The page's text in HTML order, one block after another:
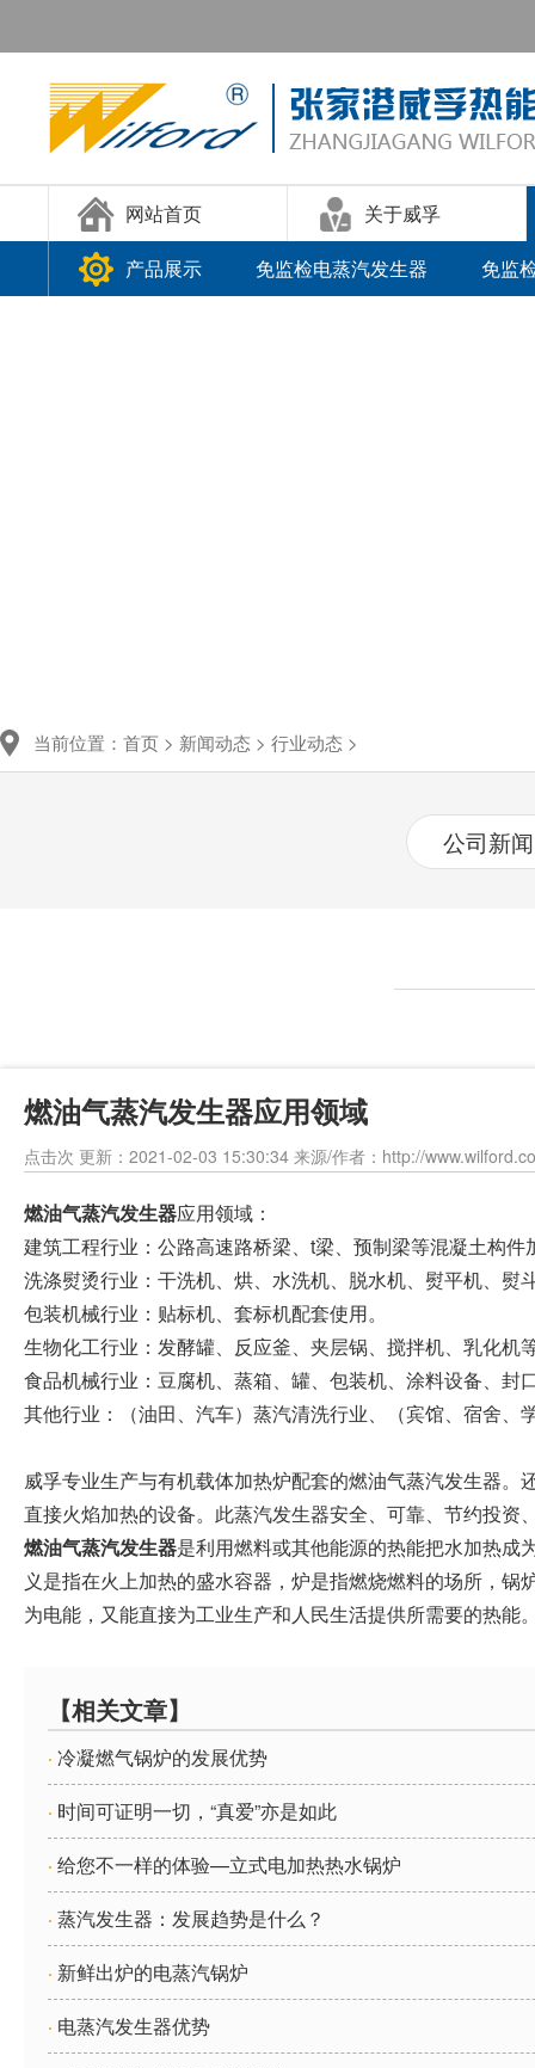
网站首页
关于威孚
产品展示
免监检电蒸汽发生器 免监
当前位置： 首页 > 新闻动态 > 行业动态 >
公司新闻
燃油气蒸汽发生器应用领域
点击次 更新：2021-02-03 15:30:34 来源/作者：http://
燃油气蒸汽发生器应用领域：
建筑工程行业：公路高速路桥梁、t梁、预制梁等混凝土构件
洗涤熨烫行业：干洗机、烘、水洗机、脱水机、熨平机、熨
包装机械行业：贴标机、套标机配套使用。
生物化工行业：发酵罐、反应釜、夹层锅、搅拌机、乳化机
食品机械行业：豆腐机、蒸箱、罐、包装机、涂料设备、封
其他行业：（油田、汽车）蒸汽清洗行业、（宾馆、宿舍
威孚专业生产与有机载体加热炉配套的燃油气蒸汽发生器
直接火焰加热的设备。此蒸汽发生器安全、可靠、节约投
燃油气蒸汽发生器是利用燃料或其他能源的热能把水加热成
义是指在火上加热的盛水容器，炉是指燃烧燃料的场所，
为电能，又能直接为工业生产和人民生活提供所需要的热
【相关文章】
· 冷凝燃气锅炉的发展优势
· 时间可证明一切，“真爱”亦是如此
· 给您不一样的体验—立式电加热热水锅炉
· 蒸汽发生器：发展趋势是什么？
· 新鲜出炉的电蒸汽锅炉
· 电蒸汽发生器优势